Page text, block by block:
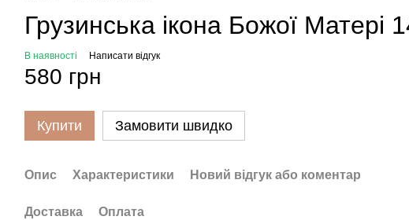
Грузинська ікона Божої Матері
В наявності Написати відгук
580 грн
Купити Замовити швидко
Опис Характеристики Новий відгук або коментар
Доставка Оплата